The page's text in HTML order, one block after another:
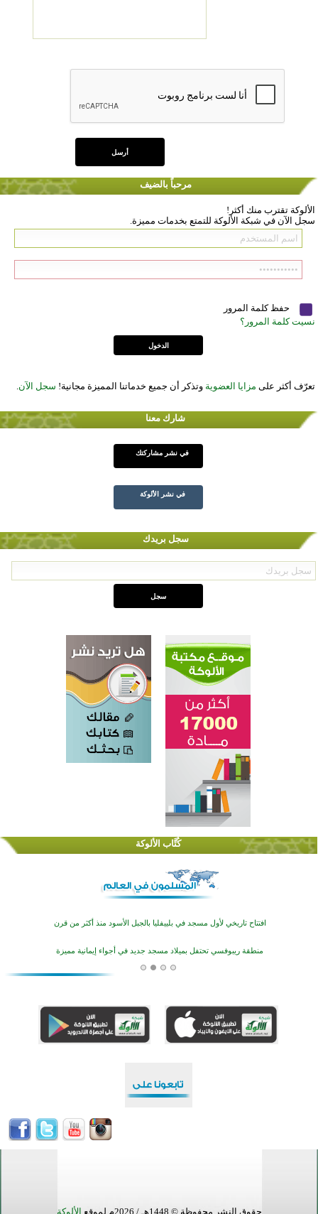
مرحباً بالضيف
الألوكة تقترب منك أكثر!
سجل الآن في شبكة الألوكة للتمتع بخدمات مميزة.
حفظ كلمة المرور
نسيت كلمة المرور؟
تعرّف أكثر على مزايا العضوية وتذكر أن جميع خدماتنا المميزة مجانية! سجل الآن.
شارك معنا
في نشر مشاركتك
في نشر الألوكة
سجل بريدك
كُتَّاب الألوكة
اختتام الدورة التاسعة لمسابقة حفظ وتلاوة القرآن الكريم في أزناكاييف
تيسليتش تختتم برنامجا تعليميا لتعزيز القيم وبناء الشخصية للشباب المسلمين
اختتام منافسات قرآنية متميزة في بنغلاديش بمشاركة 3000 متسابق
أكبر مشروع إسلامي في ريف أستراليا يفتتح أبوابه بعد سنوات من العمل والعطاء
اختتام الدورة التاسعة لمسابقة حفظ وتلاوة القرآن الكريم في أزناكاييف
حقوق النشر محفوظة © 1448هـ / 2026م لموقع الألوكة